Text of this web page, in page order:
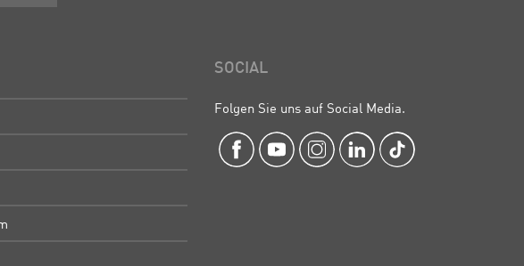
SOCIAL
Folgen Sie uns auf Social Media.